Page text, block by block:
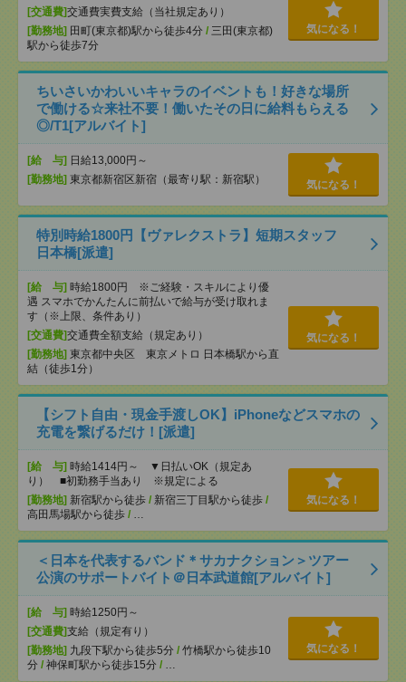
[交通費]交通費実費支給（当社規定あり）
[勤務地] 田町(東京都)駅から徒歩4分 / 三田(東京都)
駅から徒歩7分
気になる！
ちいさいかわいいキャラのイベントも！好きな場所
で働ける☆来社不要！働いたその日に給料もらえる
◎/T1[アルバイト]
[給 与] 日給13,000円～
[勤務地] 東京都新宿区新宿（最寄り駅：新宿駅） 気になる！
特別時給1800円【ヴァレクストラ】短期スタッフ
日本橋[派遣]
[給 与] 時給1800円 ※ご経験・スキルにより優
遇 スマホでかんたんに前払いで給与が受け取れま
す（※上限、条件あり）
[交通費]交通費全額支給（規定あり）
[勤務地] 東京都中央区 東京メトロ 日本橋駅から直
結（徒歩1分）
気になる！
【シフト自由・現金手渡しOK】iPhoneなどスマホの
充電を繋げるだけ！[派遣]
[給 与] 時給1414円～ ▼日払いOK（規定あ
り） ■初勤務手当あり ※規定による
[勤務地] 新宿駅から徒歩 / 新宿三丁目駅から徒歩 /
高田馬場駅から徒歩 / …
気になる！
＜日本を代表するバンド＊サカナクション＞ツアー
公演のサポートバイト＠日本武道館[アルバイト]
[給 与] 時給1250円～
[交通費]支給（規定有り）
[勤務地] 九段下駅から徒歩5分 / 竹橋駅から徒歩10
分 / 神保町駅から徒歩15分 / …
気になる！